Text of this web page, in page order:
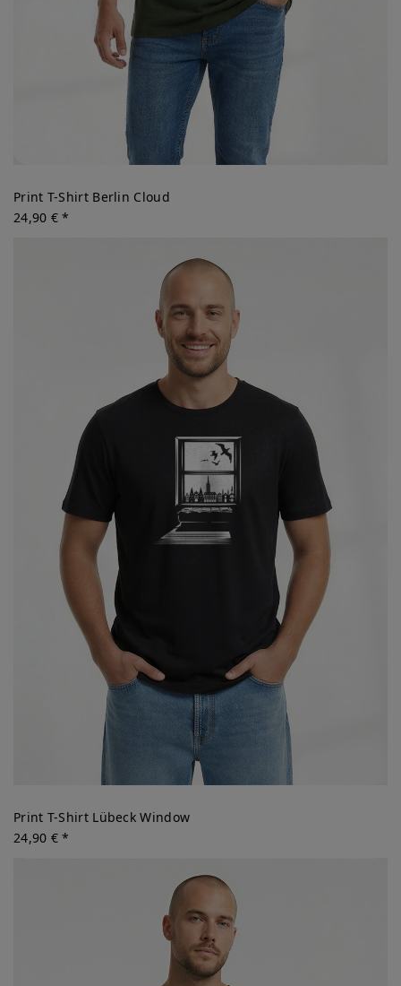
Print T-Shirt Berlin Cloud
24,90 € *
Print T-Shirt Lübeck Window
24,90 € *